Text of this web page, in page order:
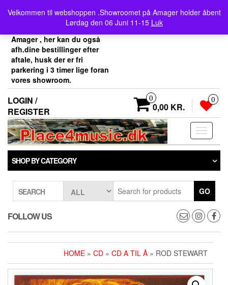
content
Velkommen til webshoppen .Showroomet på Amager holder åbent
Lørdag den 06 Juni 11-15 Luk
Velkommen her i
Place4music`s webshop .
Vores showroom ligger på
Amager , her kan du også
afh.dine bestillinger efter
aftale, husk der er fri
parkering i 3 timer lige foran
vores showroom.
LOGIN /
REGISTER
0
0,00 KR.
0
Toggle
SHOP BY CATEGORY
SEARCH GO
FOLLOW US
HOME » CD » CD A TIL Å » ROD STEWART